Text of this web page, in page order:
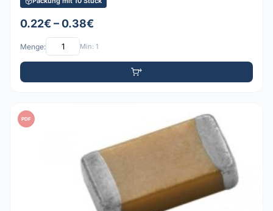
0.22€ – 0.38€
Menge: Min: 1
PDF